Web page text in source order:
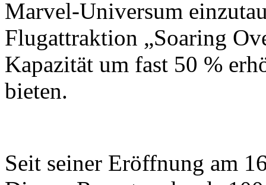
Marvel-Universum
Flugattraktion „Soaring
Kapazität um fast 50 %
bieten.
Seit seiner Eröffnung am